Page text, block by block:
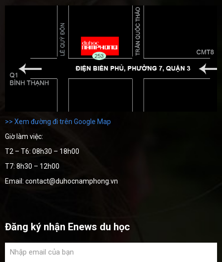
>> Xem đường đi trên Google Map
Giờ làm việc:
T2 – T6: 08h30 – 18h00
T7: 8h30 – 12h00
Email: contact@duhocnamphong.vn
Đăng ký nhận Enews du học